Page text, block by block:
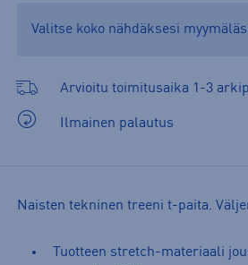
Valitse koko nähdäksesi
Arvioitu toimitusaika 1-3
Ilmainen palautus
Naisten tekninen treeni t-paita.
Tuotteen stretch-materiaali